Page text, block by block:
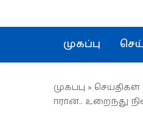
முகப்பு
முகப்பு » செய்திகள்
ஈரான்.. உறைந்து